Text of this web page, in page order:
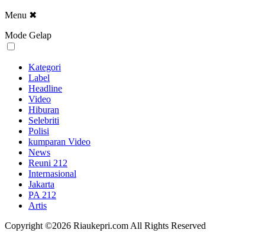
Menu ✖
Mode Gelap
Kategori
Label
Headline
Video
Hiburan
Selebriti
Polisi
kumparan Video
News
Reuni 212
Internasional
Jakarta
PA 212
Artis
Copyright ©2026 Riaukepri.com All Rights Reserved